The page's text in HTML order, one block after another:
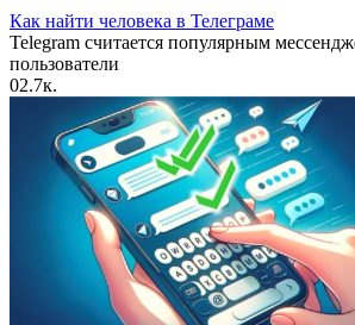
Как найти человека в Телеграме
Telegram считается популярным
пользователи
02.7к.